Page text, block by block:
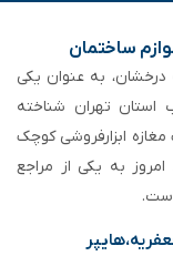
ساختمان
بیش از ۵۰ سال سابقه‌ درخشان، به عنوان یکی
استان تهران شناخته
ابزارفروشی کوچک
به یکی از مراجع